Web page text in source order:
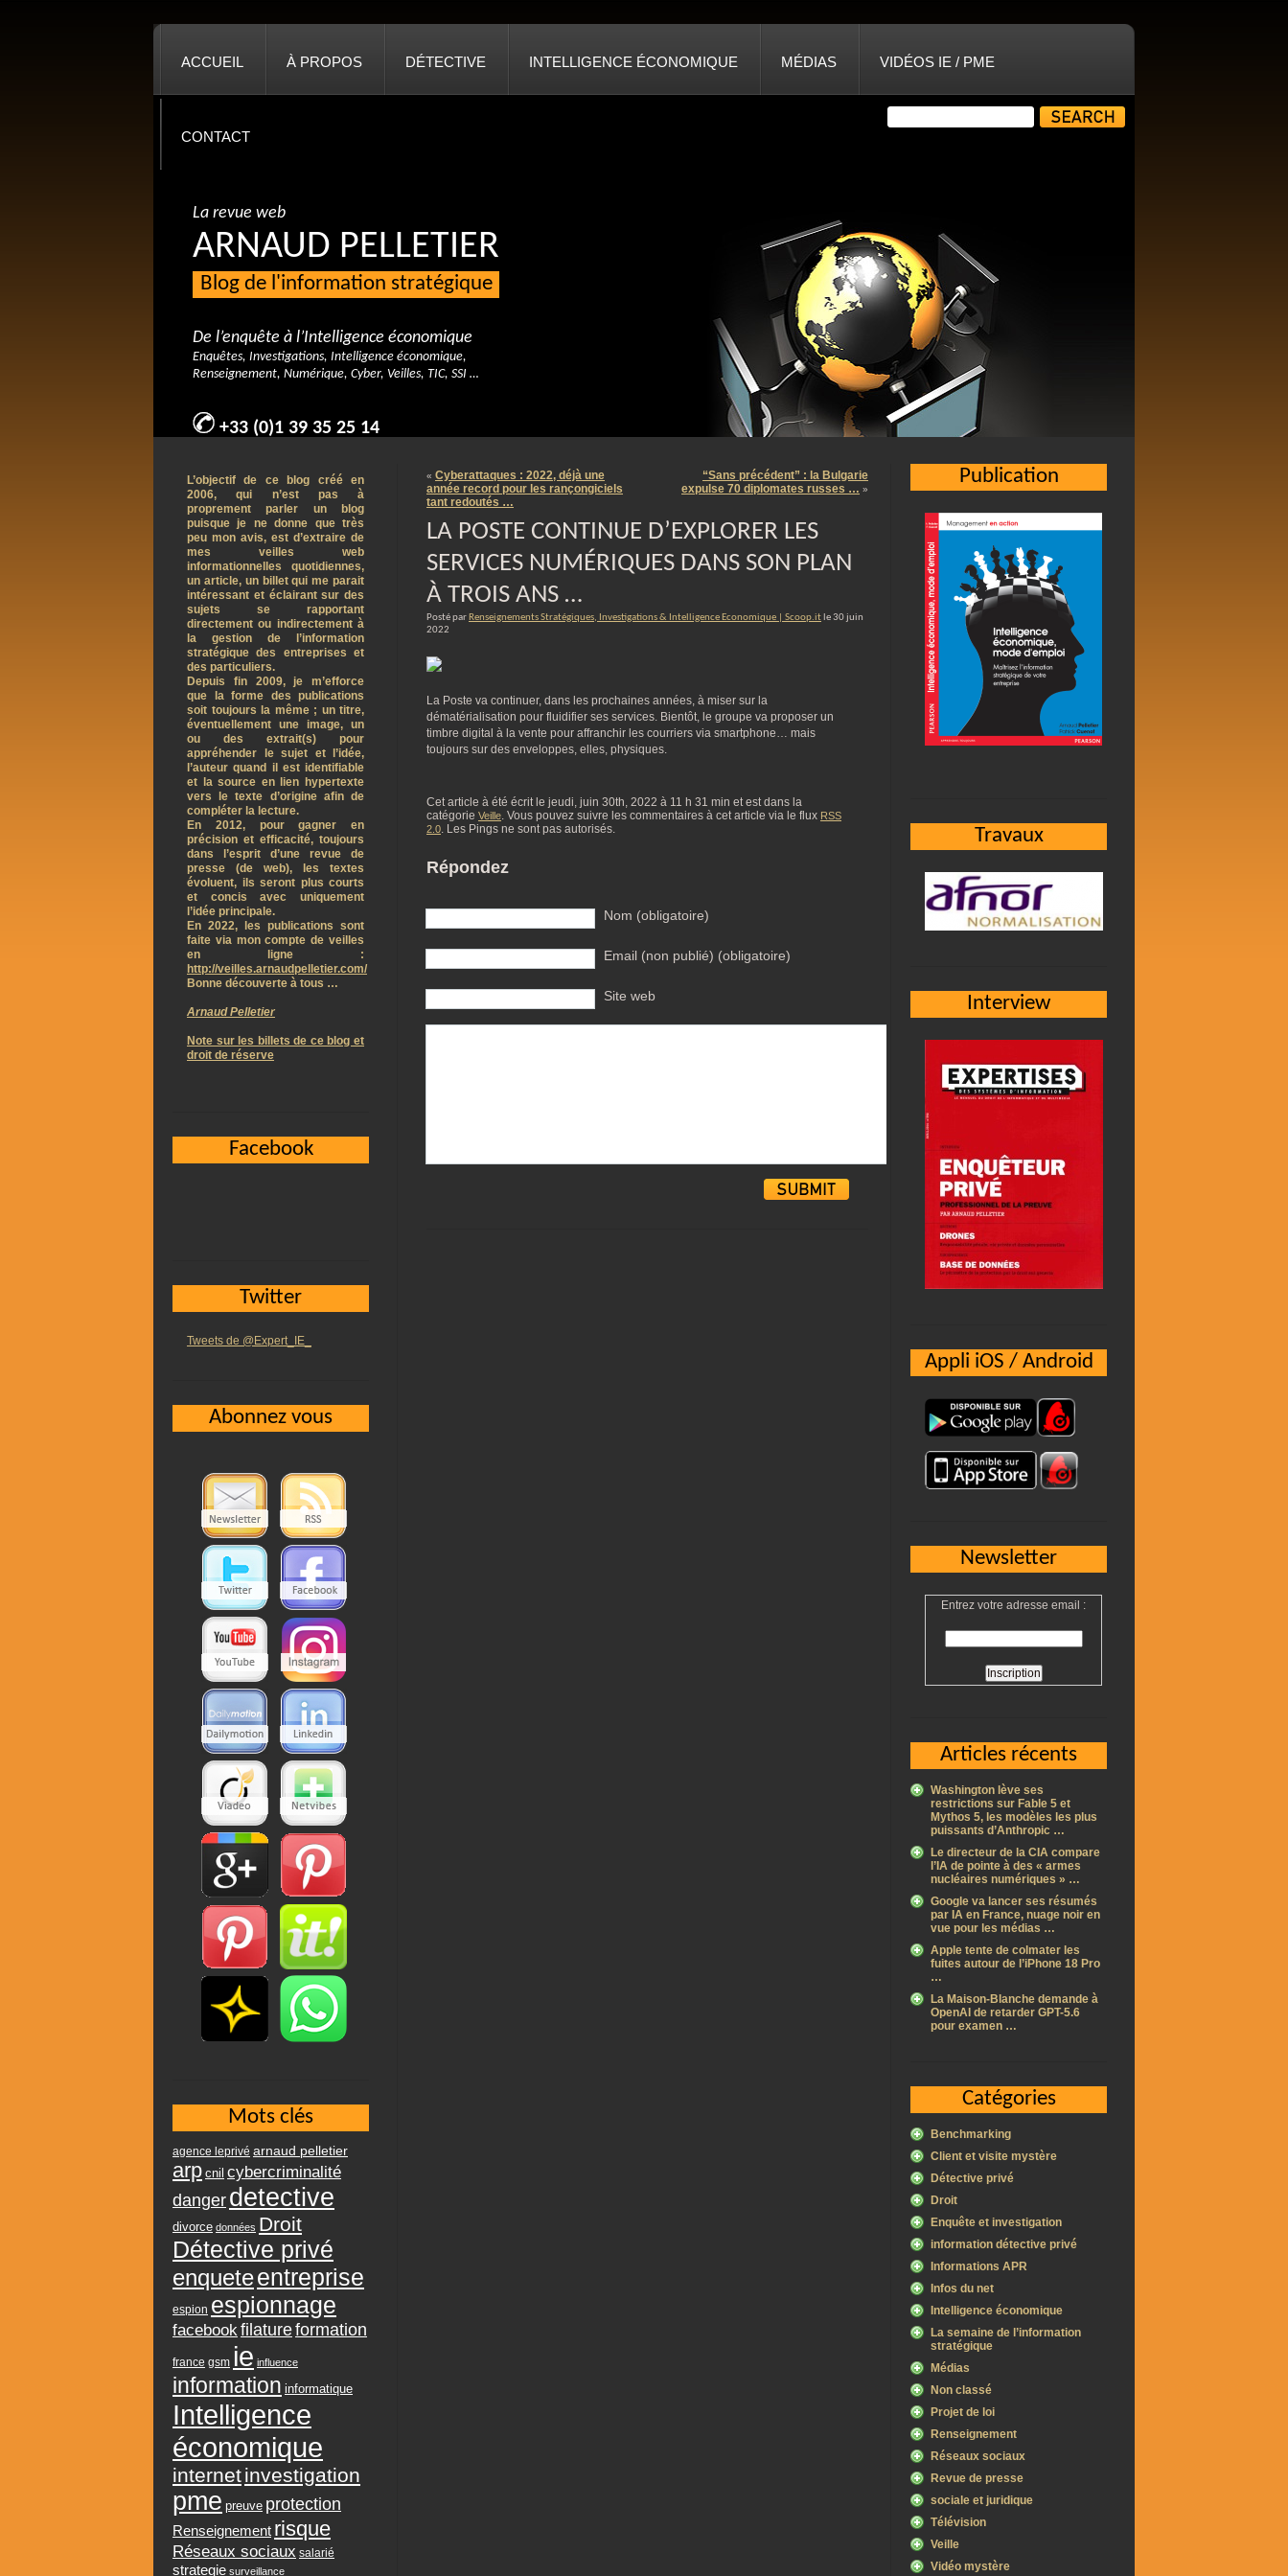
ACCUEIL À PROPOS DÉTECTIVE INTELLIGENCE ÉCONOMIQUE MÉDIAS VIDÉOS IE / PME
CONTACT
La revue web
ARNAUD PELLETIER
Blog de l'information stratégique
De l’enquête à l’Intelligence économique
Enquêtes, Investigations, Intelligence économique,
Renseignement, Numérique, Cyber, Veilles, TIC, SSI …
+33 (0)1 39 35 25 14
« Cyberattaques : 2022, déjà une
année record pour les rançongiciels
tant redoutés …
“Sans précédent” : la Bulgarie
expulse 70 diplomates russes … »
LA POSTE CONTINUE D’EXPLORER LES
SERVICES NUMÉRIQUES DANS SON PLAN
À TROIS ANS …
Posté par Renseignements Stratégiques, Investigations & Intelligence Economique | Scoop.it le 30 juin
2022
La Poste va continuer, dans les prochaines années, à miser sur la
dématérialisation pour fluidifier ses services. Bientôt, le groupe va proposer un
timbre digital à la vente pour affranchir les courriers via smartphone… mais
toujours sur des enveloppes, elles, physiques.
Cet article à été écrit le jeudi, juin 30th, 2022 à 11 h 31 min et est dans la
catégorie Veille. Vous pouvez suivre les commentaires à cet article via le flux RSS
2.0. Les Pings ne sont pas autorisés.
Répondez
Nom (obligatoire)
Email (non publié) (obligatoire)
Site web
Publication
Travaux
Interview
Appli iOS / Android
Newsletter
Entrez votre adresse email :
Articles récents
Washington lève ses
restrictions sur Fable 5 et
Mythos 5, les modèles les plus
puissants d’Anthropic …
Le directeur de la CIA compare
l’IA de pointe à des « armes
nucléaires numériques » …
Google va lancer ses résumés
par IA en France, nuage noir en
vue pour les médias …
Apple tente de colmater les
fuites autour de l’iPhone 18 Pro
…
La Maison-Blanche demande à
OpenAI de retarder GPT-5.6
pour examen …
Catégories
Benchmarking
Client et visite mystère
Détective privé
Droit
Enquête et investigation
information détective privé
Informations APR
Infos du net
Intelligence économique
La semaine de l’information
stratégique
Médias
Non classé
Projet de loi
Renseignement
Réseaux sociaux
Revue de presse
sociale et juridique
Télévision
Veille
Vidéo mystère
L’objectif de ce blog créé en
2006, qui n’est pas à
proprement parler un blog
puisque je ne donne que très
peu mon avis, est d’extraire de
mes veilles web
informationnelles quotidiennes,
un article, un billet qui me parait
intéressant et éclairant sur des
sujets se rapportant
directement ou indirectement à
la gestion de l’information
stratégique des entreprises et
des particuliers.
Depuis fin 2009, je m’efforce
que la forme des publications
soit toujours la même ; un titre,
éventuellement une image, un
ou des extrait(s) pour
appréhender le sujet et l’idée,
l’auteur quand il est identifiable
et la source en lien hypertexte
vers le texte d’origine afin de
compléter la lecture.
En 2012, pour gagner en
précision et efficacité, toujours
dans l’esprit d’une revue de
presse (de web), les textes
évoluent, ils seront plus courts
et concis avec uniquement
l’idée principale.
En 2022, les publications sont
faite via mon compte de veilles
en ligne :
http://veilles.arnaudpelletier.com/
Bonne découverte à tous …
Arnaud Pelletier
Note sur les billets de ce blog et
droit de réserve
Facebook
Twitter
Tweets de @Expert_IE_
Abonnez vous
Mots clés
agence leprivé arnaud pelletier
arp cnil cybercriminalité
danger detective
divorce données Droit
Détective privé
enqueteentreprise
espion espionnage
facebookfilatureformation
france gsm ie influence
information informatique
Intelligence
économique
internetinvestigation
pme preuve protection
Renseignement risque
Réseaux sociaux salarié
strategie surveillance